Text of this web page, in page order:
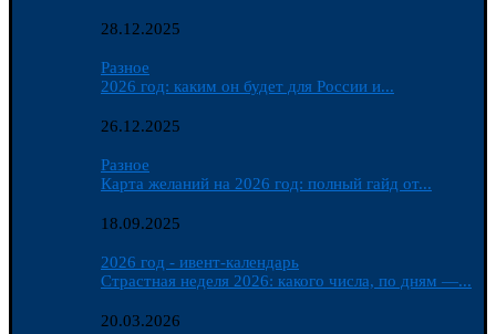
28.12.2025
Разное
2026 год: каким он будет для России и...
26.12.2025
Разное
Карта желаний на 2026 год: полный гайд от...
18.09.2025
2026 год - ивент-календарь
Страстная неделя 2026: какого числа, по дням —...
20.03.2026